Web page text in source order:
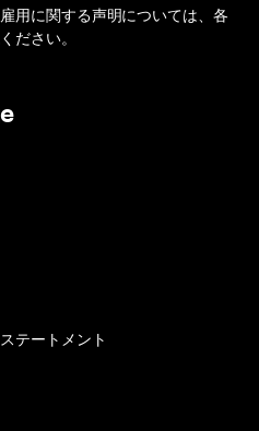
用に関する声明については、各
ださい。
テートメント